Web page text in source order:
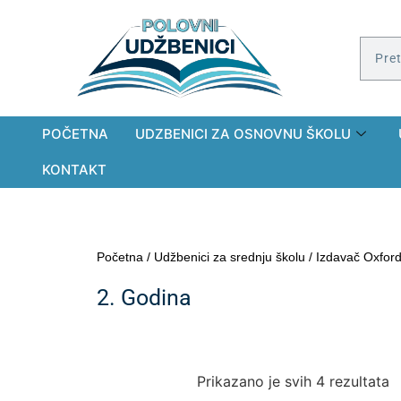
POČETNA UDZBENICI ZA OSNOVNU ŠKOLU
KONTAKT
Početna / Udžbenici za srednju školu / Izdavač
2. Godina
Prikazano je svih 4 rezultata